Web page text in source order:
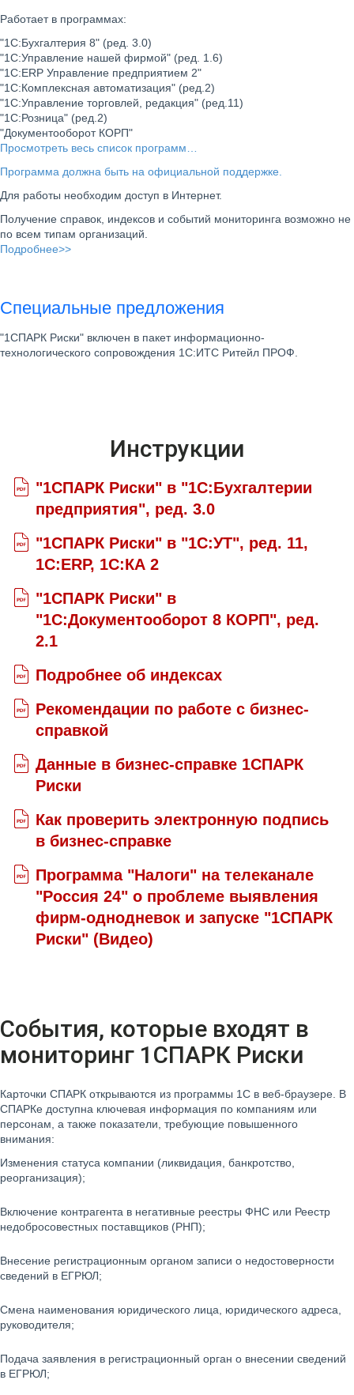
Работает в программах:
"1С:Бухгалтерия 8" (ред. 3.0)
"1С:Управление нашей фирмой" (ред. 1.6)
"1С:ERP Управление предприятием 2"
"1С:Комплексная автоматизация" (ред.2)
"1С:Управление торговлей, редакция" (ред.11)
"1С:Розница" (ред.2)
"Документооборот КОРП"
Просмотреть весь список программ…
Программа должна быть на официальной поддержке.
Для работы необходим доступ в Интернет.
Получение справок, индексов и событий мониторинга возможно не
по всем типам организаций.
Подробнее>>
Специальные предложения
"1СПАРК Риски" включен в пакет информационно-
технологического сопровождения 1С:ИТС Ритейл ПРОФ.
Инструкции
"1СПАРК Риски" в "1С:Бухгалтерии
предприятия", ред. 3.0
"1СПАРК Риски" в "1С:УТ", ред. 11,
1С:ERP, 1С:КА 2
"1СПАРК Риски" в
"1С:Документооборот 8 КОРП", ред.
2.1
Подробнее об индексах
Рекомендации по работе с бизнес-
справкой
Данные в бизнес-справке 1СПАРК
Риски
Как проверить электронную подпись
в бизнес-справке
Программа "Налоги" на телеканале
"Россия 24" о проблеме выявления
фирм-однодневок и запуске "1СПАРК
Риски" (Видео)
События, которые входят в
мониторинг 1СПАРК Риски
Карточки СПАРК открываются из программы 1С в веб-браузере. В
СПАРКе доступна ключевая информация по компаниям или
персонам, а также показатели, требующие повышенного
внимания:
Изменения статуса компании (ликвидация, банкротство,
реорганизация);
Включение контрагента в негативные реестры ФНС или Реестр
недобросовестных поставщиков (РНП);
Внесение регистрационным органом записи о недостоверности
сведений в ЕГРЮЛ;
Смена наименования юридического лица, юридического адреса,
руководителя;
Подача заявления в регистрационный орган о внесении сведений
в ЕГРЮЛ;